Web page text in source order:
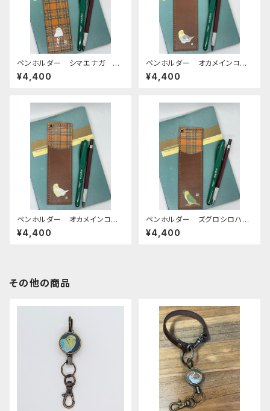
ペンホルダー シマエナガ Ca
mel タータンチェック キャメ
ル 栃木レザー しまえなが
¥4,400
ペンホルダー オカメインコ
ノーマル Brown ブラウン
キャメル 栃木レザー おかめ
¥4,400
ペンホルダー オカメインコ
ルチノー Brown ブラウン
キャメル 栃木レザー おかめ
¥4,400
ペンホルダー ズグロシロハラ
インコ Brown ブラウン キ
ャメル 栃木レザー ずぐろしろ
¥4,400
その他の商品